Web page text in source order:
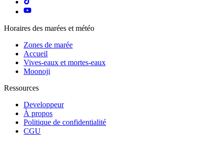
Horaires des marées et météo
Zones de marée
Accueil
Vives-eaux et mortes-eaux
Moonoji
Ressources
Developpeur
À propos
Politique de confidentialité
CGU